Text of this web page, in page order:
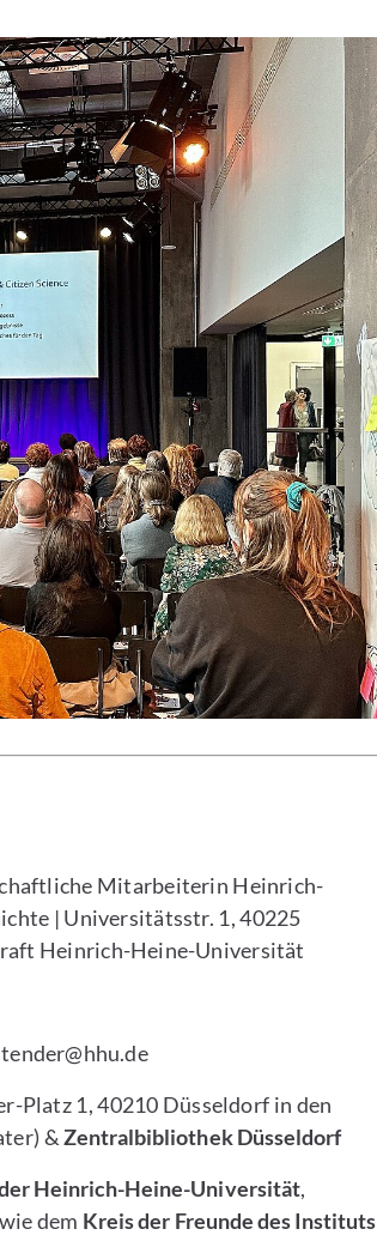
Mitarbeiterin Heinrich-
| Universitätsstr. 1, 40225
Heinrich-Heine-Universität
Platz 1, 40210 Düsseldorf in den
&Zentralbibliothek Düsseldorf
Heinrich-Heine-Universität,
dem Kreis der Freunde des Instituts